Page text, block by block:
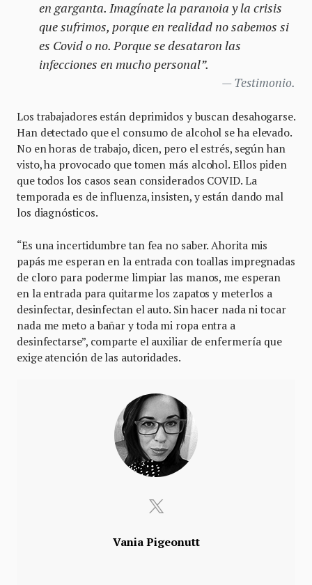
en garganta. Imagínate la paranoia y la crisis
que sufrimos, porque en realidad no sabemos si
es Covid o no. Porque se desataron las
infecciones en mucho personal”.
Testimonio.
Los trabajadores están deprimidos y buscan desahogarse.
Han detectado que el consumo de alcohol se ha elevado.
No en horas de trabajo, dicen, pero el estrés, según han
visto, ha provocado que tomen más alcohol. Ellos piden
que todos los casos sean considerados COVID. La
temporada es de influenza, insisten, y están dando mal
los diagnósticos.
“Es una incertidumbre tan fea no saber. Ahorita mis
papás me esperan en la entrada con toallas impregnadas
de cloro para poderme limpiar las manos, me esperan
en la entrada para quitarme los zapatos y meterlos a
desinfectar, desinfectan el auto. Sin hacer nada ni tocar
nada me meto a bañar y toda mi ropa entra a
desinfectarse”, comparte el auxiliar de enfermería que
exige atención de las autoridades.
Vania Pigeonutt